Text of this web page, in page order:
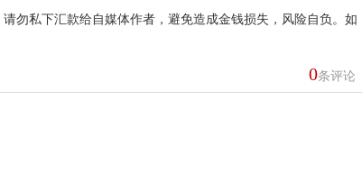
勿私下汇款给自媒体作者，避免造成金钱损失，风险自负。如
0条评论